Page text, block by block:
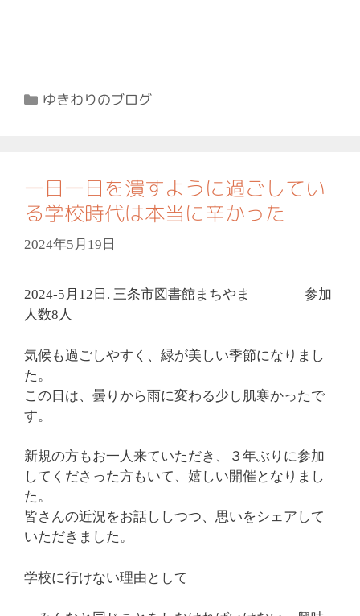
カ
ー
ゆきわりのブログ
一日一日を潰すように過ごしてい
る学校時代は本当に辛かった
2024年5月19日
2024-5月12日. 三条市図書館まちやま 参加
人数8人
気候も過ごしやすく、緑が美しい季節になりまし
た。
この日は、曇りから雨に変わる少し肌寒かったで
す。
新規の方もお一人来ていただき、３年ぶりに参加
してくださった方もいて、嬉しい開催となりまし
た。
皆さんの近況をお話ししつつ、思いをシェアして
いただきました。
学校に行けない理由として